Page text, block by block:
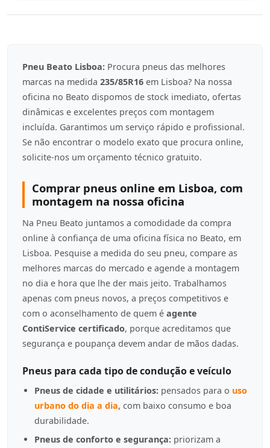
Pneu Beato Lisboa: Procura pneus das melhores
marcas na medida 235/85R16 em Lisboa? Na nossa
oficina no Beato dispomos de stock imediato, ofertas
dinâmicas e excelentes preços com montagem
incluída. Garantimos um serviço rápido e profissional.
Se não encontrar o modelo exato que procura online,
solicite-nos um orçamento técnico gratuito.
Comprar pneus online em Lisboa, com
montagem na nossa oficina
Na Pneu Beato juntamos a comodidade da compra
online à confiança de uma oficina física no Beato, em
Lisboa. Pesquise a medida do seu pneu, compare as
melhores marcas do mercado e agende a montagem
no dia e hora que lhe der mais jeito. Trabalhamos
apenas com pneus novos, a preços competitivos e
com o aconselhamento de quem é agente
ContiService certificado, porque acreditamos que
segurança e poupança devem andar de mãos dadas.
Pneus para cada tipo de condução e veículo
Pneus de cidade e utilitários: pensados para o uso
urbano do dia a dia, com baixo consumo e boa
durabilidade.
Pneus de conforto e segurança: priorizam a